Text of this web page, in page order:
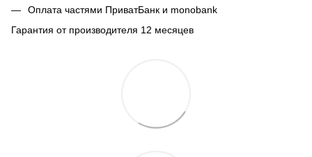
Оплата частями ПриватБанк и monobank
Гарантия от производителя 12 месяцев